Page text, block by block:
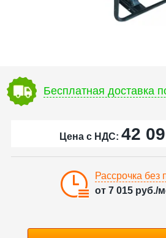
Бесплатная доставка
Цена с НДС: 42
Рассрочка без
от 7 015 руб./